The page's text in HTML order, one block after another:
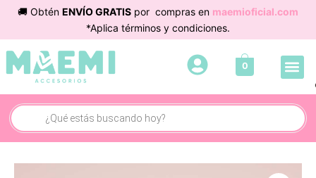
contenido
🚚 Obtén ENVÍO GRATIS por compras en maemioficial.com
*Aplica términos y condiciones.
0
Búsqueda
de
productos